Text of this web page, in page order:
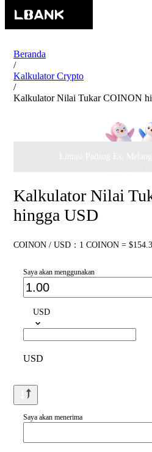
Beranda
/
Kalkulator Crypto
/
Kalkulator Nilai Tukar COINON
Kalkulator Nilai
hingga USD
COINON / USD：1 COINON =
Saya akan menggunakan
USD
USD
Saya akan menerima